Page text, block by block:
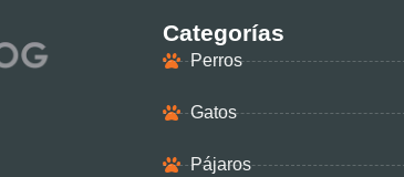
Categorías
Perros
Gatos
Pájaros